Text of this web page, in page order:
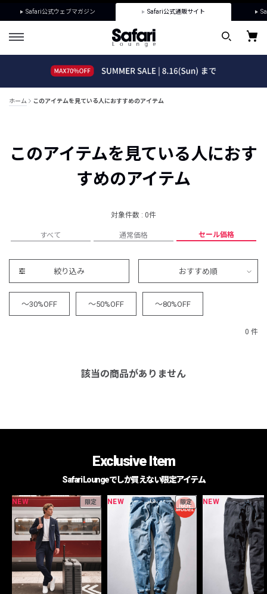
Safari公式ウェブマガジン Safari公式通販サイト
ホーム このアイテムを見ている人におすすめのアイテム
このアイテムを見ている人におす
すめのアイテム
対象件数 : 0件
すべて 通常価格 セール価格
絞り込み おすすめ順
～30%OFF ～50%OFF ～80%OFF
0 件
該当の商品がありません
Exclusive Item
Safari Loungeでしか買えない限定アイテム
NEW 限定 NEW 限定 NEW